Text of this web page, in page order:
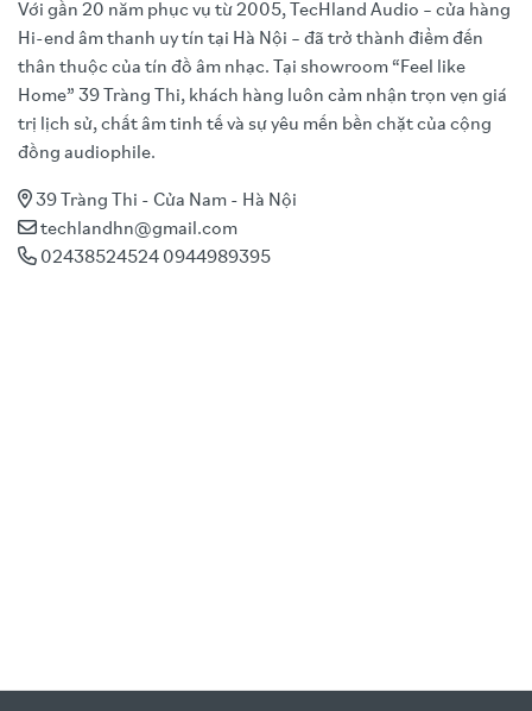
Với gần 20 năm phục vụ từ 2005, TecHland Audio – cửa hàng
Hi-end âm thanh uy tín tại Hà Nội – đã trở thành điểm đến
thân thuộc của tín đồ âm nhạc. Tại showroom “Feel like
Home” 39 Tràng Thi, khách hàng luôn cảm nhận trọn vẹn giá
trị lịch sử, chất âm tinh tế và sự yêu mến bền chặt của cộng
đồng audiophile.
39 Tràng Thi - Cửa Nam - Hà Nội
techlandhn@gmail.com
02438524524 0944989395